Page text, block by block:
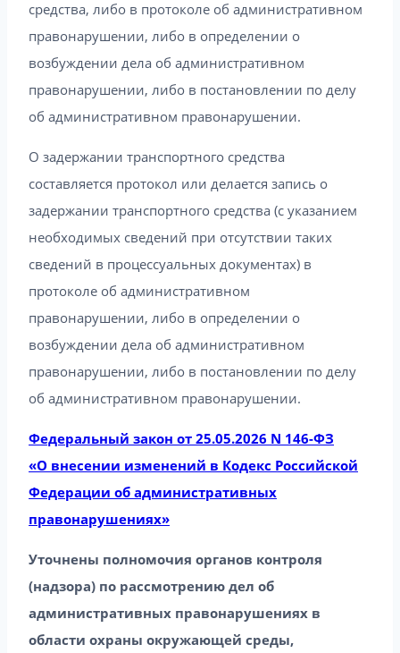
средства, либо в протоколе об административном
правонарушении, либо в определении о
возбуждении дела об административном
правонарушении, либо в постановлении по делу
об административном правонарушении.
О задержании транспортного средства
составляется протокол или делается запись о
задержании транспортного средства (с указанием
необходимых сведений при отсутствии таких
сведений в процессуальных документах) в
протоколе об административном
правонарушении, либо в определении о
возбуждении дела об административном
правонарушении, либо в постановлении по делу
об административном правонарушении.
Федеральный закон от 25.05.2026 N 146-ФЗ
«О внесении изменений в Кодекс Российской
Федерации об административных
правонарушениях»
Уточнены полномочия органов контроля
(надзора) по рассмотрению дел об
административных правонарушениях в
области охраны окружающей среды,